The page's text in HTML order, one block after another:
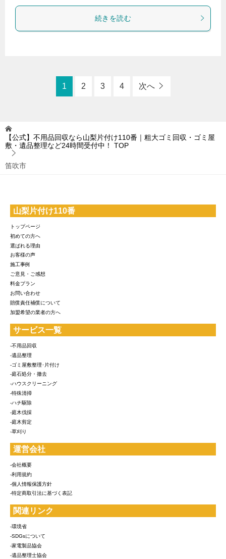
続きを読む
1 2 3 4 次へ
【公式】不用品回収なら山梨片付け110番｜粗大ゴミ回収・ゴミ屋
敷・遺品整理など24時間受付中！
TOP
笛吹市
山梨片付け110番
トップページ
初めての方へ
選ばれる理由
お客様の声
施工事例
ご意見・ご感想
料金プラン
お問い合わせ
賠償責任補償について
加盟希望の業者の方へ
サービス一覧
-不用品回収
-遺品整理
-ゴミ屋敷整理･片付け
-庭石処分・撤去
-ハウスクリーニング
-特殊清掃
-ハチ駆除
-庭木伐採
-庭木剪定
-草刈り
運営会社
-会社概要
-利用規約
-個人情報保護方針
-特定商取引法に基づく表記
関連リンク
-環境省
-SDGsについて
-家電製品協会
-遺品整理士協会